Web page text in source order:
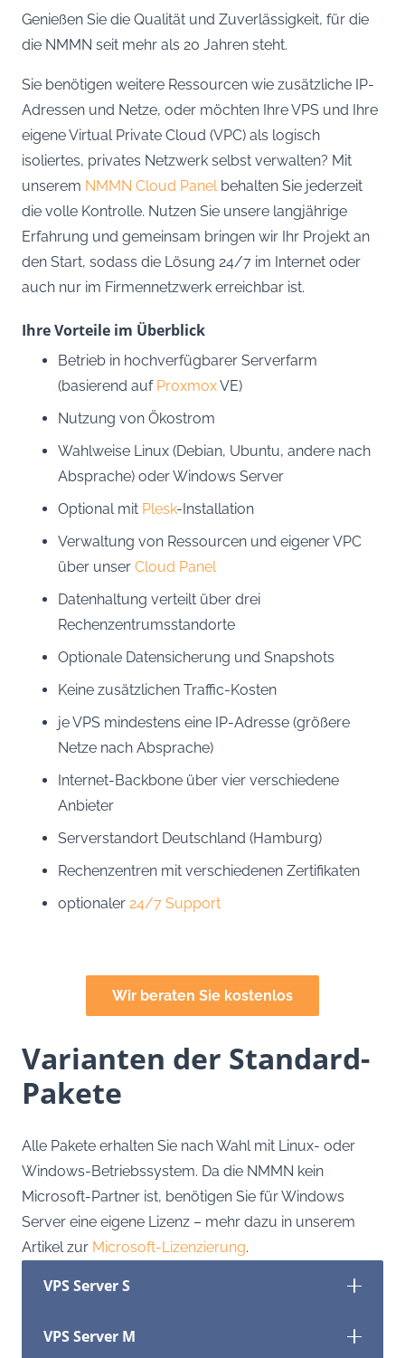
Genießen Sie die Qualität und Zuverlässigkeit, für die
die NMMN seit mehr als 20 Jahren steht.
Sie benötigen weitere Ressourcen wie zusätzliche IP-
Adressen und Netze, oder möchten Ihre VPS und Ihre
eigene Virtual Private Cloud (VPC) als logisch
isoliertes, privates Netzwerk selbst verwalten? Mit
unserem NMMN Cloud Panelbehalten Sie jederzeit
die volle Kontrolle. Nutzen Sie unsere langjährige
Erfahrung und gemeinsam bringen wir Ihr Projekt an
den Start, sodass die Lösung 24/7 im Internet oder
auch nur im Firmennetzwerk erreichbar ist.
Ihre Vorteile im Überblick
Betrieb in hochverfügbarer Serverfarm
(basierend auf ProxmoxVE)
Nutzung von Ökostrom
Wahlweise Linux (Debian, Ubuntu, andere nach
Absprache) oder Windows Server
Optional mit Plesk-Installation
Verwaltung von Ressourcen und eigener VPC
über unser Cloud Panel
Datenhaltung verteilt über drei
Rechenzentrumsstandorte
Optionale Datensicherung und Snapshots
Keine zusätzlichen Traffic-Kosten
je VPS mindestens eine IP-Adresse (größere
Netze nach Absprache)
Internet-Backbone über vier verschiedene
Anbieter
Serverstandort Deutschland (Hamburg)
Rechenzentren mit verschiedenen Zertifikaten
optionaler 24/7 Support
Wir beraten Sie kostenlos
Varianten der Standard-
Pakete
Alle Pakete erhalten Sie nach Wahl mit Linux- oder
Windows-Betriebssystem. Da die NMMN kein
Microsoft-Partner ist, benötigen Sie für Windows
Server eine eigene Lizenz – mehr dazu in unserem
Artikel zur Microsoft-Lizenzierung.
VPS Server S
VPS Server M